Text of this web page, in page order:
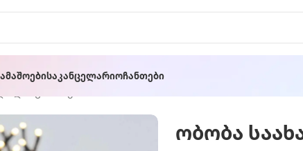
ᲡაკანცელარიოᲩანთები
ობობა